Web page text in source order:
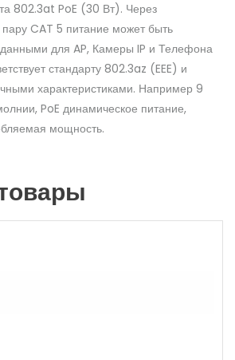
802.3at PoE (30 Вт). Через
CAT 5 питание может быть
для AP, Камеры IP и Телефона
стандарту 802.3az (EEE) и
характеристиками. Например 9
PoE динамическое питание,
мощность.